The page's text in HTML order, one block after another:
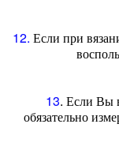
12. Если при
13. Если Вы
обязательно